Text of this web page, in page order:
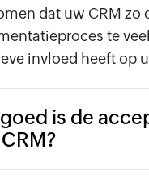
dat uw CRM zo
te
invloed heeft op
is de